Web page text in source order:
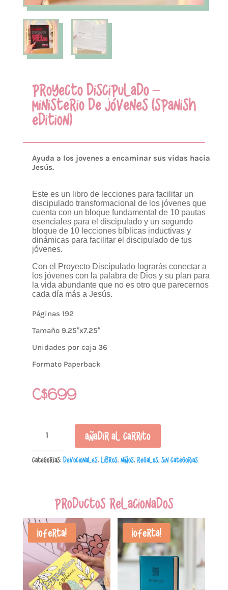
PROYECTO DISCIPULADO –
MINISTERIO DE JÓVENES (SPANISH
EDITION)
Ayuda a los jovenes a encaminar sus vidas hacia
Jesús.
Este es un libro de lecciones para facilitar un
discipulado transformacional de los jóvenes que
cuenta con un bloque fundamental de 10 pautas
esenciales para el discipulado y un segundo
bloque de 10 lecciones bíblicas inductivas y
dinámicas para facilitar el discipulado de tus
jóvenes.
Con el Proyecto Discípulado lograrás conectar a
los jóvenes con la palabra de Dios y su plan para
la vida abundante que no es otro que parecernos
cada día más a Jesús.
Páginas 192
Tamaño 9.25″x7.25″
Unidades por caja 36
Formato Paperback
C$699
Discipulado
–
Ministerio
cantidad
Añadir al carrito
Categorías: Devocionales, Libros, Niños, Regalos, Sin Categorias
Productos relacionados
¡Oferta! ¡Oferta!